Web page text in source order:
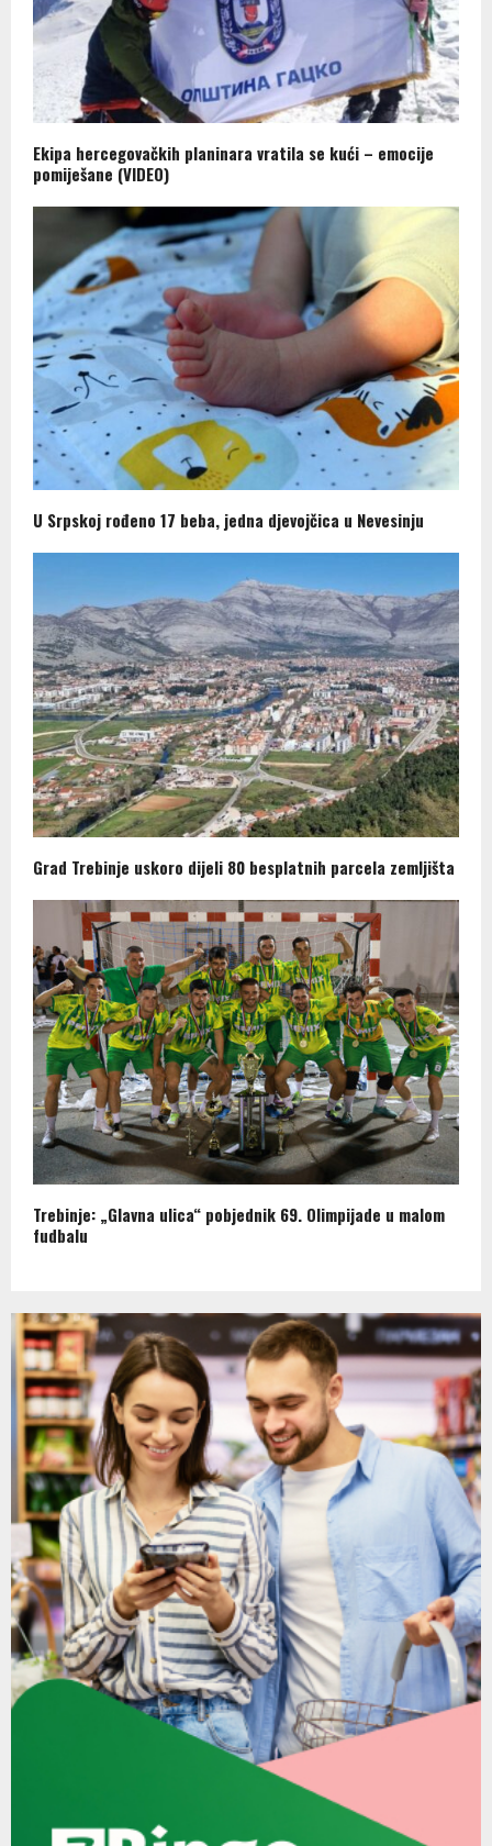
Ekipa hercegovačkih planinara vratila se kući – emocije
pomiješane (VIDEO)
U Srpskoj rođeno 17 beba, jedna djevojčica u Nevesinju
Grad Trebinje uskoro dijeli 80 besplatnih parcela zemljišta
Trebinje: „Glavna ulica“ pobjednik 69. Olimpijade u malom
fudbalu